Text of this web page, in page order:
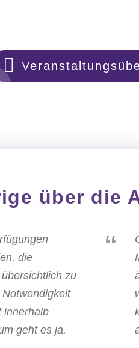
über die
die
zu
innerhalb
geht es ja.
“